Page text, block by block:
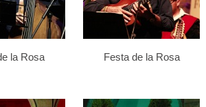
la Rosa Festa de la Rosa